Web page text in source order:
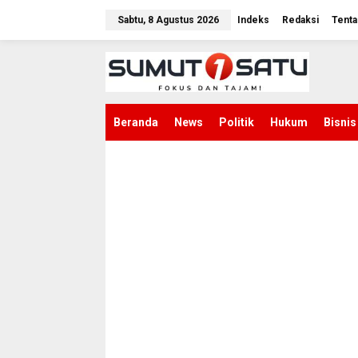
Sabtu, 8 Agustus 2026 Indeks Redaksi
Beranda News Politik Hukum Bisnis